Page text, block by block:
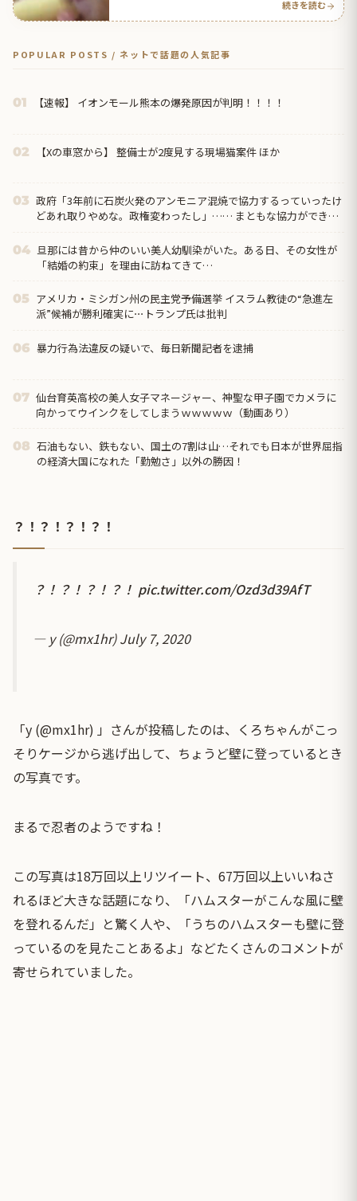
続きを読む
POPULAR POSTS / ネットで話題の人気記事
01 【速報】 イオンモール熊本の爆発原因が判明！！！！
02 【Xの車窓から】 整備士が2度見する現場猫案件 ほか
03 政府「3年前に石炭火発のアンモニア混焼で協力するっていったけ
どあれ取りやめな。政権変わったし」…… まともな協力ができな
04 旦那には昔から仲のいい美人幼馴染がいた。ある日、その女性が
「結婚の約束」を理由に訪ねてきて…
05 アメリカ・ミシガン州の民主党予備選挙 イスラム教徒の“急進左
派”候補が勝利確実に⋯トランプ氏は批判
06 暴力行為法違反の疑いで、毎日新聞記者を逮捕
07 仙台育英高校の美人女子マネージャー、神聖な甲子園でカメラに
向かってウインクをしてしまうｗｗｗｗｗ（動画あり）
08 石油もない、鉄もない、国土の7割は山…それでも日本が世界屈指
の経済大国になれた「勤勉さ」以外の勝因！
？！？！？！？！
？！？！？！？！ pic.twitter.com/Ozd3d39AfT
— y (@mx1hr)July 7, 2020
「y (@mx1hr) 」さんが投稿したのは、くろちゃんがこっ
そりケージから逃げ出して、ちょうど壁に登っているとき
の写真です。
まるで忍者のようですね！
この写真は18万回以上リツイート、67万回以上いいねさ
れるほど大きな話題になり、「ハムスターがこんな風に壁
を登れるんだ」と驚く人や、「うちのハムスターも壁に登
っているのを見たことあるよ」などたくさんのコメントが
寄せられていました。